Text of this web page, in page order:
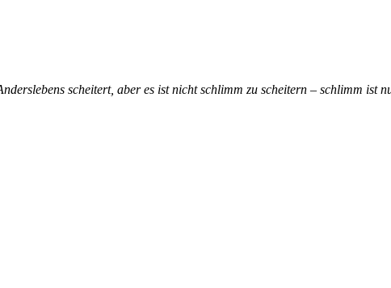
scheitert, aber es ist nicht schlimm zu scheitern – schlimm